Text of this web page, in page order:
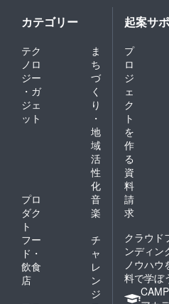
カテゴリー
テク
ノロ
ジー
・ガ
ジェ
ット
ま
ち
づ
く
り
・
地
域
活
性
化
プロ
ダク
ト
音
楽
フー
ド・
飲食
店
チ
ャ
レ
ン
ジ
起案サ
プ
ロ
ジ
ェ
ク
ト
を
作
る
資
料
請
求
クラウド
ンディン
ノウハウ
料で学ぼ